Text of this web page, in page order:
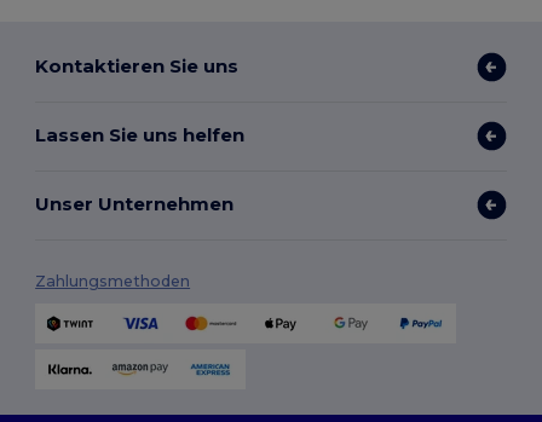
Kontaktieren Sie uns
Lassen Sie uns helfen
Unser Unternehmen
Zahlungsmethoden